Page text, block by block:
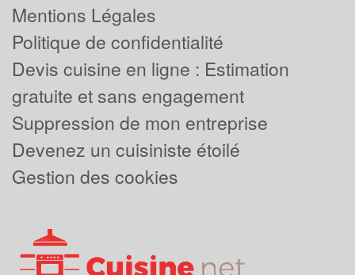
Mentions Légales
Politique de confidentialité
Devis cuisine en ligne : Estimation
gratuite et sans engagement
Suppression de mon entreprise
Devenez un cuisiniste étoilé
Gestion des cookies